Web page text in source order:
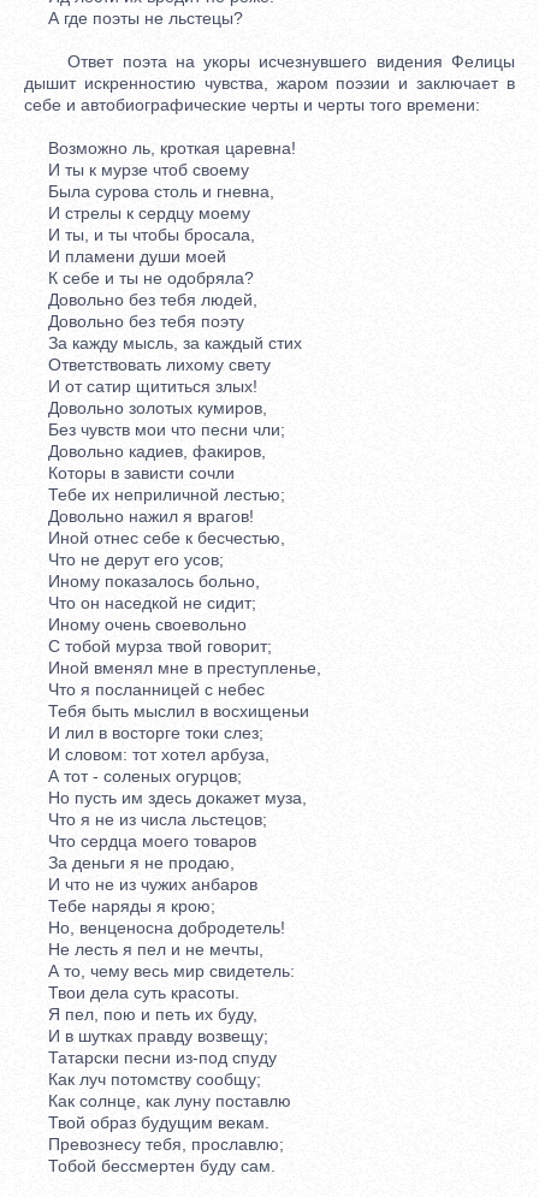
А где поэты не льстецы?
Ответ поэта на укоры исчезнувшего видения Фелицы
дышит искренностию чувства, жаром поэзии и заключает в
себе и автобиографические черты и черты того времени:
Возможно ль, кроткая царевна!
И ты к мурзе чтоб своему
Была сурова столь и гневна,
И стрелы к сердцу моему
И ты, и ты чтобы бросала,
И пламени души моей
К себе и ты не одобряла?
Довольно без тебя людей,
Довольно без тебя поэту
За кажду мысль, за каждый стих
Ответствовать лихому свету
И от сатир щититься злых!
Довольно золотых кумиров,
Без чувств мои что песни чли;
Довольно кадиев, факиров,
Которы в зависти сочли
Тебе их неприличной лестью;
Довольно нажил я врагов!
Иной отнес себе к бесчестью,
Что не дерут его усов;
Иному показалось больно,
Что он наседкой не сидит;
Иному очень своевольно
С тобой мурза твой говорит;
Иной вменял мне в преступленье,
Что я посланницей с небес
Тебя быть мыслил в восхищеньи
И лил в восторге токи слез;
И словом: тот хотел арбуза,
А тот - соленых огурцов;
Но пусть им здесь докажет муза,
Что я не из числа льстецов;
Что сердца моего товаров
За деньги я не продаю,
И что не из чужих анбаров
Тебе наряды я крою;
Но, венценосна добродетель!
Не лесть я пел и не мечты,
А то, чему весь мир свидетель:
Твои дела суть красоты.
Я пел, пою и петь их буду,
И в шутках правду возвещу;
Татарски песни из-под спуду
Как луч потомству сообщу;
Как солнце, как луну поставлю
Твой образ будущим векам.
Превознесу тебя, прославлю;
Тобой бессмертен буду сам.